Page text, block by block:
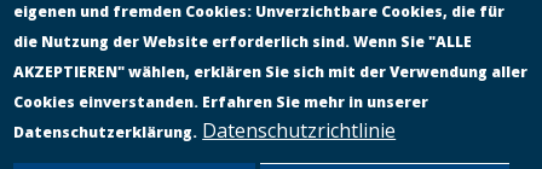
eigenen und fremden Cookies: Unverzichtbare Cookies, die für
die Nutzung der Website erforderlich sind. Wenn Sie "ALLE
AKZEPTIEREN" wählen, erklären Sie sich mit der Verwendung aller
Cookies einverstanden. Erfahren Sie mehr in unserer
Datenschutzerklärung. Datenschutzrichtlinie